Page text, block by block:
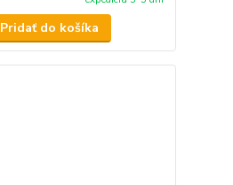
Pridať do košíka